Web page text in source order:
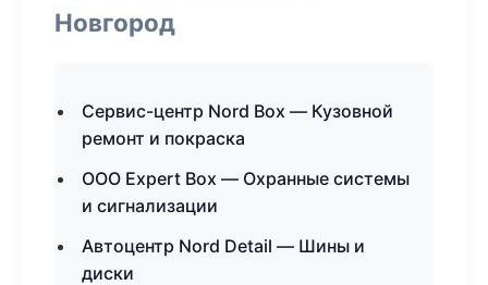
Новгород
Сервис-центр Nord Box — Кузовной
ремонт и покраска
ООО Expert Box — Охранные системы
и сигнализации
Автоцентр Nord Detail — Шины и
диски